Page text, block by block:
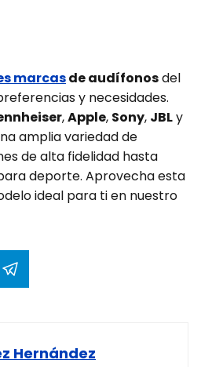
marcasde audífonosdel
y necesidades.
,Apple, Sony, JBLy
amplia variedad de
de alta fidelidad hasta
deporte. Aprovecha esta
ideal para ti en nuestro
Hernández